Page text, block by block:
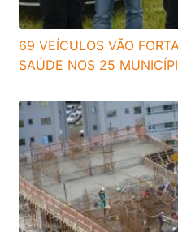
69 VEÍCULOS VÃO
SAÚDE NOS 25